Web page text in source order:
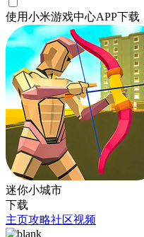
使用小米游戏中心APP下载
迷你小城市
下载
主页攻略社区视频